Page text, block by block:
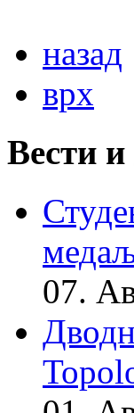
назад
врх
Вести
07.